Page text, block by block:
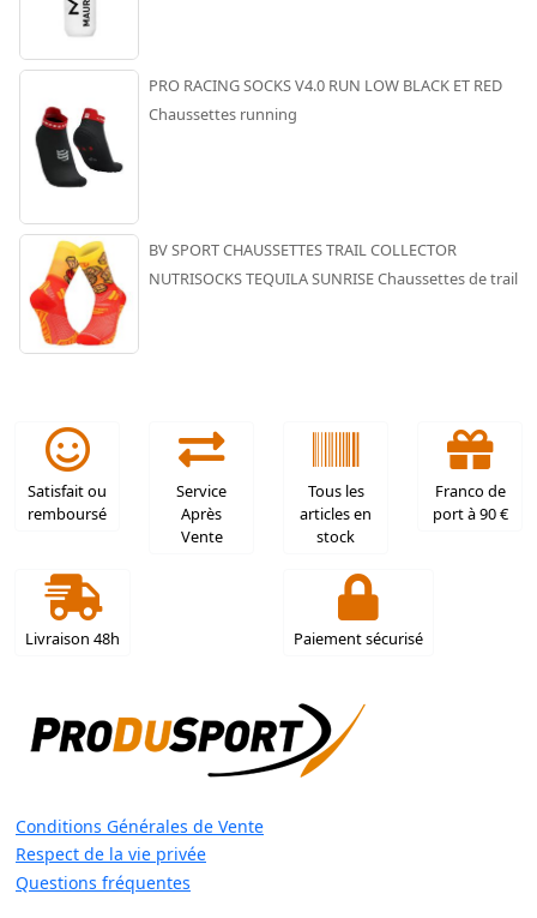
PRO RACING SOCKS V4.0 RUN LOW BLACK ET RED
Chaussettes running
BV SPORT CHAUSSETTES TRAIL COLLECTOR
NUTRISOCKS TEQUILA SUNRISE Chaussettes de trail
Satisfait ou
remboursé
Service
Après
Vente
Tous les
articles en
stock
Franco de
port à 90 €
Livraison 48h Paiement sécurisé
Conditions Générales de Vente
Respect de la vie privée
Questions fréquentes